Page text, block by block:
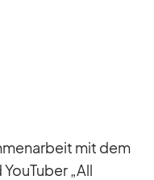
mit dem
„All